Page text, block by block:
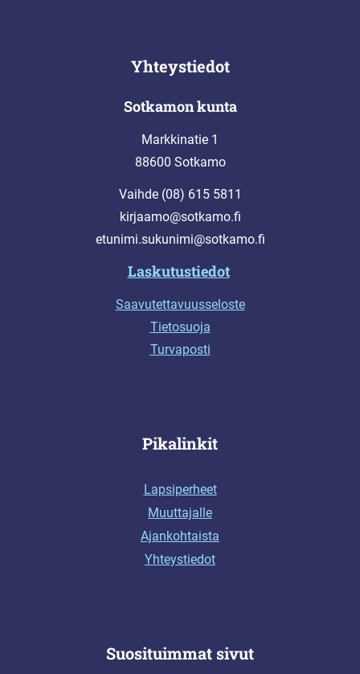
Yhteystiedot
Sotkamon kunta
Markkinatie 1
88600 Sotkamo
Vaihde (08) 615 5811
kirjaamo@sotkamo.fi
etunimi.sukunimi@sotkamo.fi
Laskutustiedot
Saavutettavuusseloste
Tietosuoja
Turvaposti
Pikalinkit
Lapsiperheet
Muuttajalle
Ajankohtaista
Yhteystiedot
Suosituimmat sivut